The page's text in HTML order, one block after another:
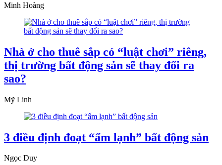
Minh Hoàng
Nhà ở cho thuê sắp có “luật chơi” riêng,
thị trường bất động sản sẽ thay đổi ra
sao?
Mỹ Linh
3 điều định đoạt “ấm lạnh” bất động sản
Ngọc Duy